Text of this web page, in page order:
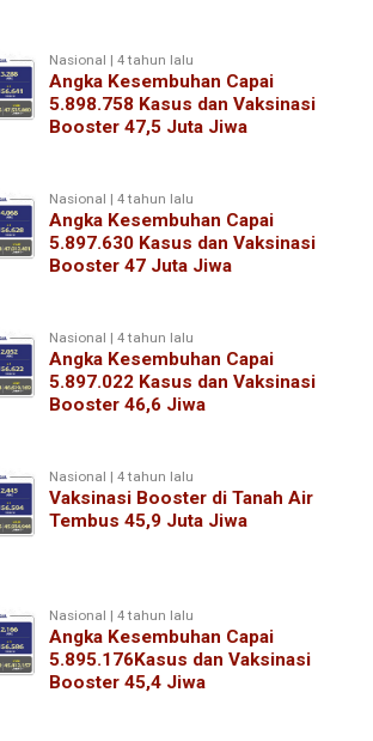
Nasional | 4 tahun lalu
Angka Kesembuhan Capai
5.898.758 Kasus dan Vaksinasi
Booster 47,5 Juta Jiwa
Nasional | 4 tahun lalu
Angka Kesembuhan Capai
5.897.630 Kasus dan Vaksinasi
Booster 47 Juta Jiwa
Nasional | 4 tahun lalu
Angka Kesembuhan Capai
5.897.022 Kasus dan Vaksinasi
Booster 46,6 Jiwa
Nasional | 4 tahun lalu
Vaksinasi Booster di Tanah Air
Tembus 45,9 Juta Jiwa
Nasional | 4 tahun lalu
Angka Kesembuhan Capai
5.895.176Kasus dan Vaksinasi
Booster 45,4 Jiwa